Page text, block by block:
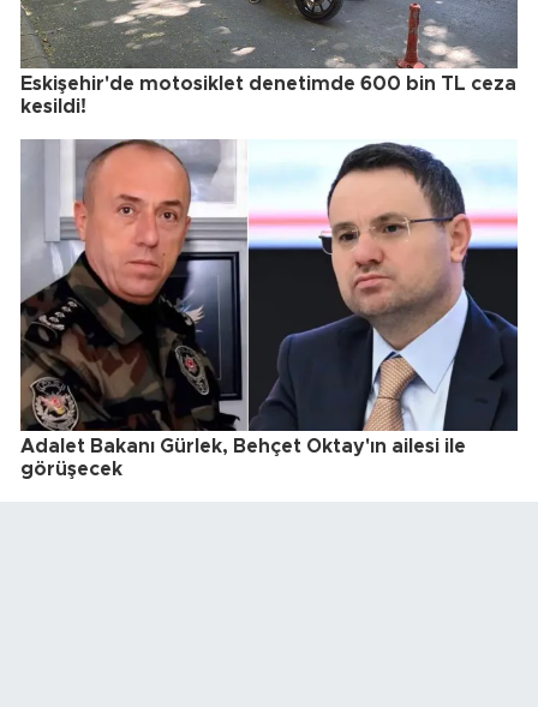
Eskişehir'de motosiklet denetimde 600 bin TL ceza
kesildi!
Adalet Bakanı Gürlek, Behçet Oktay'ın ailesi ile
görüşecek